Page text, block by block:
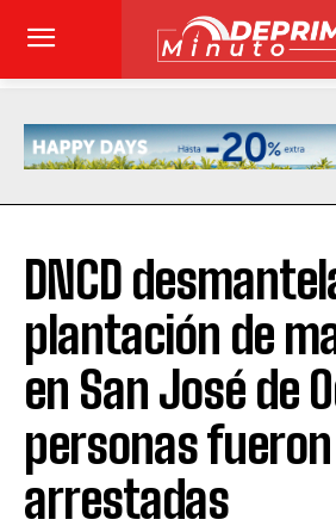
DNCD
plantación de
en San José de
personas fueron
arrestadas